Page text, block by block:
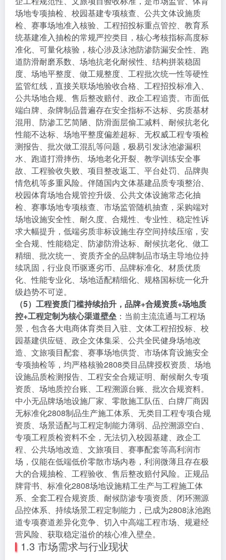
场地专项抽检、校园基建专项核查、公共文体设施质
检、赛事场地准入核验、工程招投标重点管控、教育系
统基建准入抽检的常规严控类目，核心考核指标高度标
准化、可量化核验，核心涉及泳池防渗防漏安全性、跑
道防滑耐磨系数、场地抗老化耐候性、结构拼装稳固
度、场地平整度、做工规整度、工程批次统一性等硬性
监管红线，直接关联场地验收合格、工程招投标准入、
公共场地合规、售后整改赔付、政企工程追责。市面低
端白牌、杂牌制品普遍存在安全指标不达标、劣质基材
混用、防渗工艺简陋、防滑面层偷工减料、耐候抗老化
性能不达标、场地平整度偏差超标、无权威工程专项检
测报告、批次做工混乱等问题，极易引发泳池渗漏积
水、跑道打滑摔伤、场地老化开裂、教学训练安全事
故、工程验收失败、项目整改返工、平台处罚、品牌舆
情危机等多重风险。伴随国内文体基建品质专项整治、
校园体育场地合规管控升级、公共文体设施常态化抽
检、赛事场地专项核查、市场监管随机抽查，采购端对
场地设施安全性、耐久度、合规性、专业性、稳定性诉
求大幅提升，低端劣质非标设施生存空间持续压缩，安
全合规、性能稳定、防渗防滑达标、耐候抗老化、做工
精细、批次统一、资质齐全的品牌制品市场主导地位持
续巩固，行业良币驱逐劣币、品牌标准化、材质优质
化、性能专业化、场地适配精细化、规格国标统一化升
级趋势不可逆。
（5）工程资质门槛持续抬升，品牌+合规资质+场地质
控+工程定制为核心渠道壁垒 ：当前主流流通与工程场
景，包含各大电商体育类目入驻、文体工程招投标、校
园基建供应链、政企文体集采、公共全民健身场地改
造、文旅项目配套、赛事场地供货、市场体育设施安全
专项抽检等，均严格核验2808类目品牌授权资质、场地
设施品质检测报告、工程安全合规证明、耐候耐久专项
资质、场地质控台账、工程溯源台账、批次合规资料。
中小无品牌场地设施厂家、零散施工队伍、白牌厂商因
无标准化2808制品生产施工体系、无类目工程专项合规
资质、场景适配与工程定制能力薄弱、品控溯源空白、
专项工程质检资料不全，无法切入校园基建、政企工
程、公共场地改造、文旅项目、赛事配套等高利润市
场，仅能在低端低价零散市场内卷，利润微薄且存在极
大的合规抽检、工程验收、售后整改赔付风险。正规品
牌背书、标准化2808场地设施精工生产与工程施工体
系、全套工程合规资质、耐候防渗专项资质、闭环溯源
品控体系、持续场景工程定制能力，已成为2808泳池跑
道专项赛道差异化竞争、切入中高端工程市场、规避经
营风险、获取稳定溢价的核心准入壁垒。
1.3 市场需求与行业现状